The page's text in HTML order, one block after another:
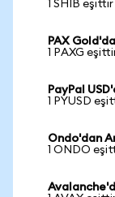
1 SHIB
PAX
1 PAXG
PayPal
1 PYUSD
Ondo'dan
1 ONDO